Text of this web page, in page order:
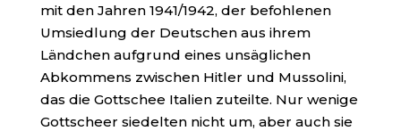
mit den Jahren 1941/1942, der befohlenen
Umsiedlung der Deutschen aus ihrem
Ländchen aufgrund eines unsäglichen
Abkommens zwischen Hitler und Mussolini,
das die Gottschee Italien zuteilte. Nur wenige
Gottscheer siedelten nicht um, aber auch sie